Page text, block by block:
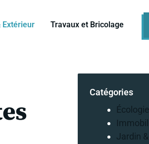
Extérieur Travaux et Bricolage
Catégories
Jardin